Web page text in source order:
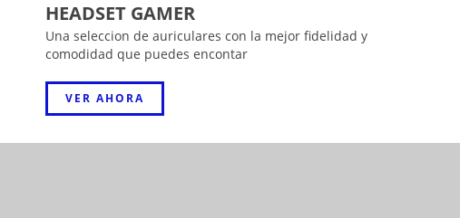
HEADSET GAMER
Una seleccion de auriculares con la mejor fidelidad y
comodidad que puedes encontar
VER AHORA